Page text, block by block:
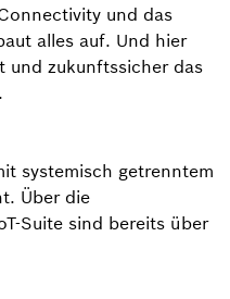
und das
alles auf. Und hier
und zukunftssicher das
systemisch getrenntem
Über die
Suite sind bereits über